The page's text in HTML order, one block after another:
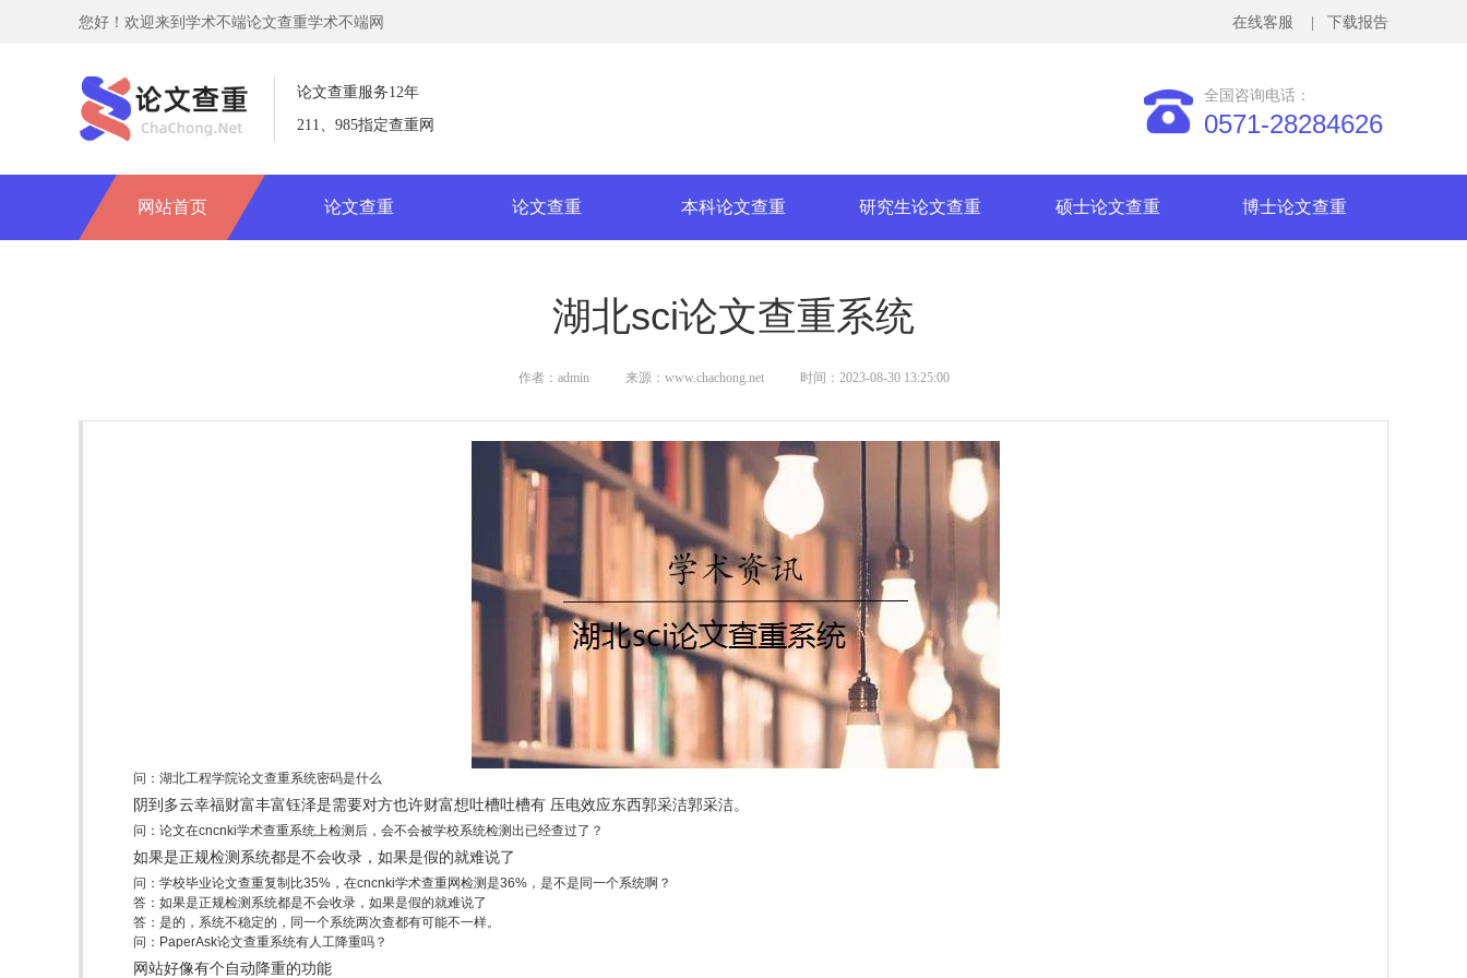
您好！欢迎来到学术不端论文查重学术不端网
网站首页 论文查重 论文查重 本科论文查重 研究生论文查重 硕士论文查重 博士论文查重
论文查重服务12年
211、985指定查重网
全国咨询电话：
0571-28284626
| 下载报告
在线客服
湖北sci论文查重系统
作者：admin 来源：www.chachong.net 时间：2023-08-30 13:25:00
问：湖北工程学院论文查重系统密码是什么
阴到多云幸福财富丰富钰泽是需要对方也许财富想吐槽吐槽有 压电效应东西郭采洁郭采洁。
问：论文在cncnki学术查重系统上检测后，会不会被学校系统检测出已经查过了？
如果是正规检测系统都是不会收录，如果是假的就难说了
问：学校毕业论文查重复制比35%，在cncnki学术查重网检测是36%，是不是同一个系统啊？
答：如果是正规检测系统都是不会收录，如果是假的就难说了
答：是的，系统不稳定的，同一个系统两次查都有可能不一样。
问：PaperAsk论文查重系统有人工降重吗？
网站好像有个自动降重的功能